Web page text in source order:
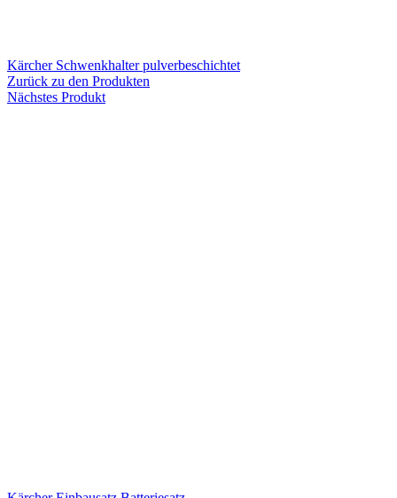
Kärcher Schwenkhalter pulverbeschichtet
Zurück zu den Produkten
Nächstes Produkt